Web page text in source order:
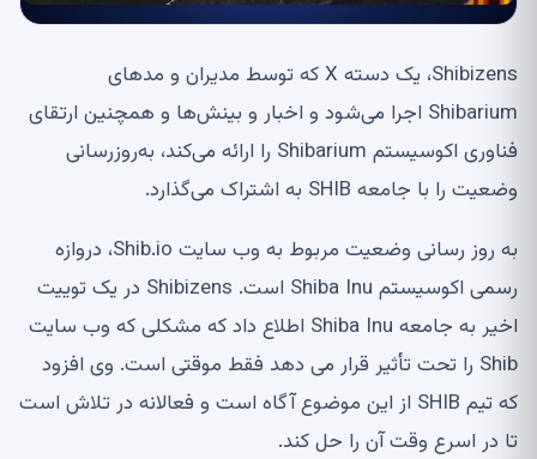
Shibizens، یک دسته X که توسط مدیران و مدهای
Shibarium اجرا می‌شود و اخبار و بینش‌ها و همچنین ارتقای
فناوری اکوسیستم Shibarium را ارائه می‌کند، به‌روزرسانی
وضعیت را با جامعه SHIB به اشتراک می‌گذارد.
به روز رسانی وضعیت مربوط به وب سایت Shib.io، دروازه
رسمی اکوسیستم Shiba Inu است. Shibizens در یک توییت
اخیر به جامعه Shiba Inu اطلاع داد که مشکلی که وب سایت
Shib را تحت تأثیر قرار می دهد فقط موقتی است. وی افزود
که تیم SHIB از این موضوع آگاه است و فعالانه در تلاش است
تا در اسرع وقت آن را حل کند.